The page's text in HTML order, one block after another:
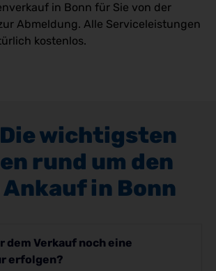
in Bonn für Sie von der
Abmeldung. Alle Serviceleistungen
kostenlos.
Die wichtigsten
rund um den
in Bonn
dem Verkauf noch eine
erfolgen?